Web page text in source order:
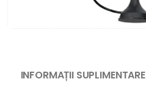
INFORMAȚII SUPLIMENTARE